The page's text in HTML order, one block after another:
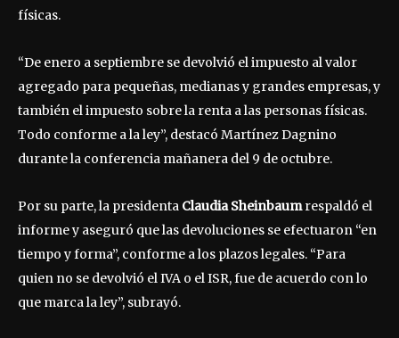
físicas.
“De enero a septiembre se devolvió el impuesto al valor
agregado para pequeñas, medianas y grandes empresas, y
también el impuesto sobre la renta a las personas físicas.
Todo conforme a la ley”, destacó Martínez Dagnino
durante la conferencia mañanera del 9 de octubre.
Por su parte, la presidenta Claudia Sheinbaumrespaldó el
informe y aseguró que las devoluciones se efectuaron “en
tiempo y forma”, conforme a los plazos legales. “Para
quien no se devolvió el IVA o el ISR, fue de acuerdo con lo
que marca la ley”, subrayó.